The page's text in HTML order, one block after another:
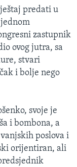
predati u
zastupnik
ovog jutra, sa
stvari
i bolje nego
svoje je
i bombona, a
poslova i
orijentiran, ali